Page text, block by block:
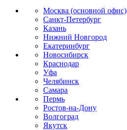
Москва (основной офис)
Санкт-Петербург
Казань
Нижний Новгород
Екатеринбург
Новосибирск
Краснодар
Уфа
Челябинск
Самара
Пермь
Ростов-на-Дону
Волгоград
Якутск